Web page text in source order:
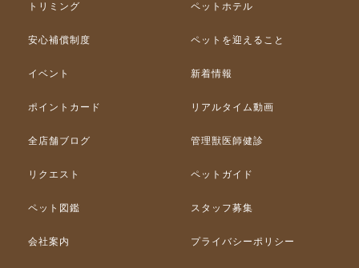
トリミング ペットホテル
安心補償制度 ペットを迎えること
イベント 新着情報
ポイントカード リアルタイム動画
全店舗ブログ 管理獣医師健診
リクエスト ペットガイド
ペット図鑑 スタッフ募集
会社案内 プライバシーポリシー